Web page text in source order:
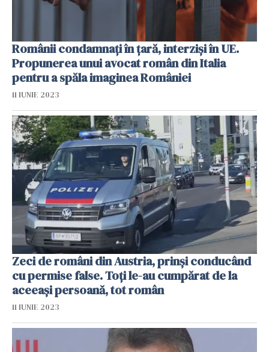
Românii condamnați în țară, interziși în UE.
Propunerea unui avocat român din Italia
pentru a spăla imaginea României
11 IUNIE 2023
Zeci de români din Austria, prinși conducând
cu permise false. Toți le-au cumpărat de la
aceeași persoană, tot român
11 IUNIE 2023